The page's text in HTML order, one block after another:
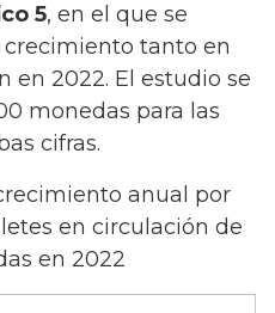
5, en el que se
tanto en
en 2022. El estudio se
monedas para las
cifras.
anual por
en circulación de
en 2022